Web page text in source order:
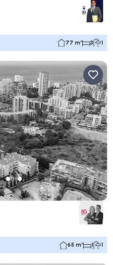
77 m² 3 1
65 m² 1 1